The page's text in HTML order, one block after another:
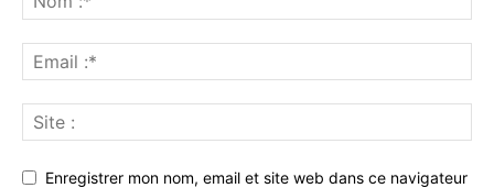
Enregistrer mon nom, email et site web dans ce navigateur